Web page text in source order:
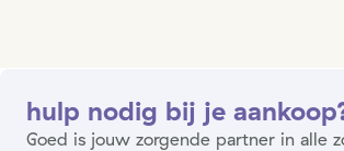
hulp nodig bij je
Goed is jouw zorgende partner in alle